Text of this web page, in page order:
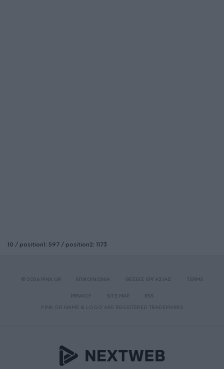
10 / position1: 597 / position2: 1173
© 2026 PINK.GR ΕΠΙΚΟΙΝΩΝΙΑ ΘΕΣΕΙΣ ΕΡΓΑΣΙΑΣ TERMS
PRIVACY SITE MAP
RSS
PINK.GR NAME & LOGO ARE REGISTERED TRADEMARKS